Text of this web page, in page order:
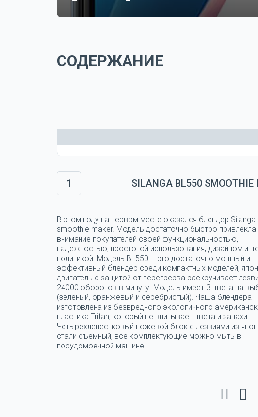
СОДЕРЖАНИЕ
1 SILANGA BL550 SMOOTHIE
В этом году на первом месте оказался блендер Silanga
smoothie maker. Модель достаточно быстро привлекла
внимание покупателей своей функциональностью,
надежностью, простотой использования, дизайном и
политикой. Модель BL550 – это достаточно мощный и
эффективный блендер среди компактных моделей,
двигатель с защитой от перегрерва раскручивает
24000 оборотов в минуту. Модель имеет 3 цвета на
(зеленый, оранжевый и серебристый). Чаша блендера
изготовлена из безвредного экологичного
пластика Tritan, который не впитывает цвета и запахи.
Четырехлепестковый ножевой блок с лезвиями из
стали съемный, все комплектующие можно мыть в
посудомоечной машине.